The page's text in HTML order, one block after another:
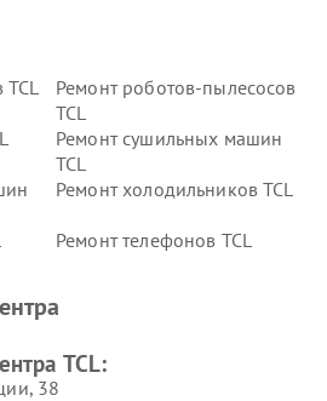
Ремонт роботов-пылесосов
TCL
Ремонт сушильных машин
TCL
Ремонт холодильников TCL
Ремонт телефонов TCL
TCL:
38